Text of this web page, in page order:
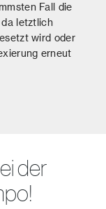
Fall die
letztlich
wird oder
erneut
der